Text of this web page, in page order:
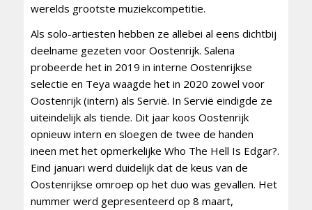
werelds grootste muziekcompetitie.
Als solo-artiesten hebben ze allebei al eens dichtbij
deelname gezeten voor Oostenrijk. Salena
probeerde het in 2019 in interne Oostenrijkse
selectie en Teya waagde het in 2020 zowel voor
Oostenrijk (intern) als Servië. In Servië eindigde ze
uiteindelijk als tiende. Dit jaar koos Oostenrijk
opnieuw intern en sloegen de twee de handen
ineen met het opmerkelijke Who The Hell Is Edgar?.
Eind januari werd duidelijk dat de keus van de
Oostenrijkse omroep op het duo was gevallen. Het
nummer werd gepresenteerd op 8 maart,